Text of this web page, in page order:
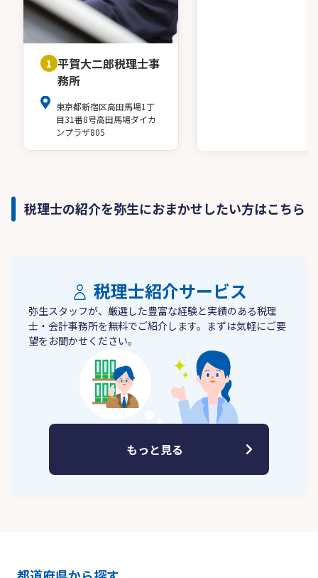
1 平賀大二郎税理士事
務所
東京都新宿区高田馬場1丁
目31番8号高田馬場ダイカ
ンプラザ805
税理士の紹介を弥生におまかせしたい方はこちら
税理士紹介サービス
弥生スタッフが、厳選した豊富な経験と実績のある税理
士・会計事務所を無料でご紹介します。まずは気軽にご要
望をお聞かせください。
もっと見る